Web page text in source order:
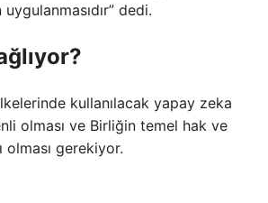
uygulanmasıdır” dedi.
kullanılacak yapay zeka
olması ve Birliğin temel hak ve
olması gerekiyor.